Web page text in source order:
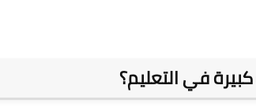
في التعليم؟